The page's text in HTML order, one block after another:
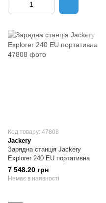
Код товару: 47808
Jackery
Зарядна станція Jackery
Explorer 240 EU портативна
7 548.20 грн
Немає в наявності